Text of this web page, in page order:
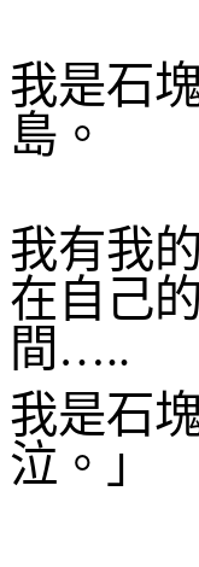
我是石
島。
我有我
在自己
間…..
我是石
泣。」